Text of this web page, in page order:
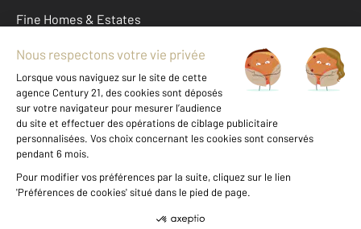
Fine Homes & Estates
À propos
International
Nous contacter